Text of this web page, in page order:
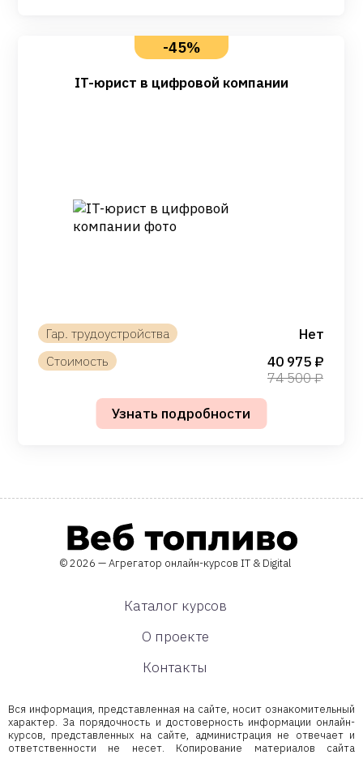
IT-юрист в цифровой компании
-45%
Нет
40 975
74 500
© 2026 — Агрегатор онлайн-курсов IT & Digital
Каталог курсов
О проекте
Контакты
Вся информация, представленная на сайте, носит ознакомительный
характер. За порядочность и достоверность информации онлайн-
курсов, представленных на сайте, администрация не отвечает и
ответственности не несет. Копирование материалов сайта